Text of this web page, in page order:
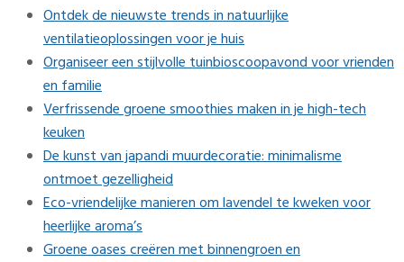
Ontdek de nieuwste trends in natuurlijke
ventilatieoplossingen voor je huis
Organiseer een stijlvolle tuinbioscoopavond voor vrienden
en familie
Verfrissende groene smoothies maken in je high-tech
keuken
De kunst van japandi muurdecoratie: minimalisme
ontmoet gezelligheid
Eco-vriendelijke manieren om lavendel te kweken voor
heerlijke aroma’s
Groene oases creëren met binnengroen en